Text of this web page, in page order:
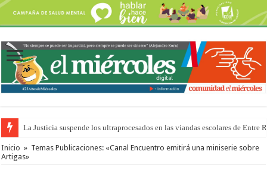
La Justicia suspende los ultraprocesados en las viandas escolares de Entre
Se presentará la obra “La Runfla de los Macanos”
Inicio » Temas Publicaciones: «Canal Encuentro emitirá una miniserie sobre
Artigas»